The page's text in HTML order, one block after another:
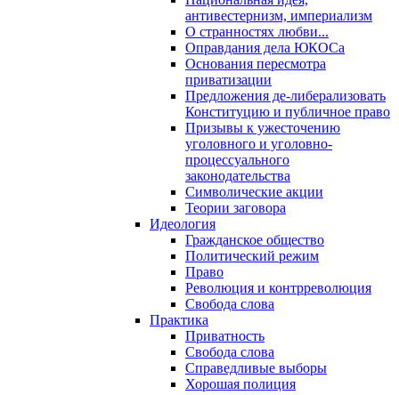
антивестернизм, империализм
О странностях любви...
Оправдания дела ЮКОСа
Основания пересмотра
приватизации
Предложения де-либерализовать
Конституцию и публичное право
Призывы к ужесточению
уголовного и уголовно-
процессуального
законодательства
Символические акции
Теории заговора
Идеология
Гражданское общество
Политический режим
Право
Революция и контрреволюция
Свобода слова
Практика
Приватность
Свобода слова
Справедливые выборы
Хорошая полиция